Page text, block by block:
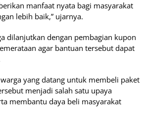
manfaat nyata bagi masyarakat
lebih baik,” ujarnya.
dilanjutkan dengan pembagian kupon
agar bantuan tersebut dapat
yang datang untuk membeli paket
menjadi salah satu upaya
membantu daya beli masyarakat